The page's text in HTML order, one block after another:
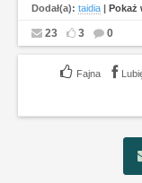
Dodał(a): taidia Pokaż
23 3 0